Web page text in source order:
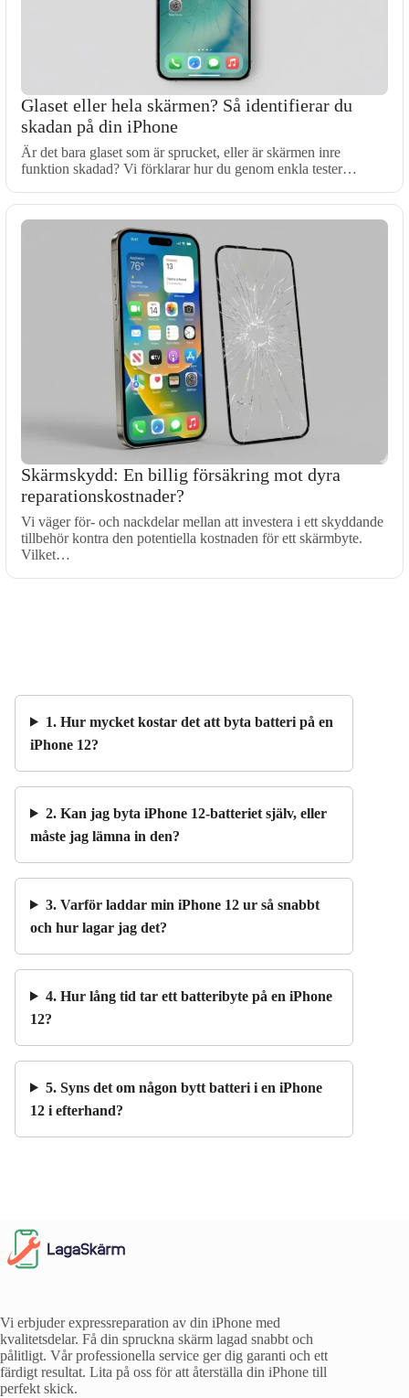
Glaset eller hela skärmen? Så identifierar du
skadan på din iPhone
Är det bara glaset som är sprucket, eller är skärmen inre
funktion skadad? Vi förklarar hur du genom enkla tester…
Skärmskydd: En billig försäkring mot dyra
reparationskostnader?
Vi väger för- och nackdelar mellan att investera i ett skyddande
tillbehör kontra den potentiella kostnaden för ett skärmbyte.
Vilket…
1. Hur mycket kostar det att byta batteri på en
iPhone 12?
2. Kan jag byta iPhone 12-batteriet själv, eller
måste jag lämna in den?
3. Varför laddar min iPhone 12 ur så snabbt
och hur lagar jag det?
4. Hur lång tid tar ett batteribyte på en iPhone
12?
5. Syns det om någon bytt batteri i en iPhone
12 i efterhand?
Vi erbjuder expressreparation av din iPhone med
kvalitetsdelar. Få din spruckna skärm lagad snabbt och
pålitligt. Vår professionella service ger dig garanti och ett
färdigt resultat. Lita på oss för att återställa din iPhone till
perfekt skick.